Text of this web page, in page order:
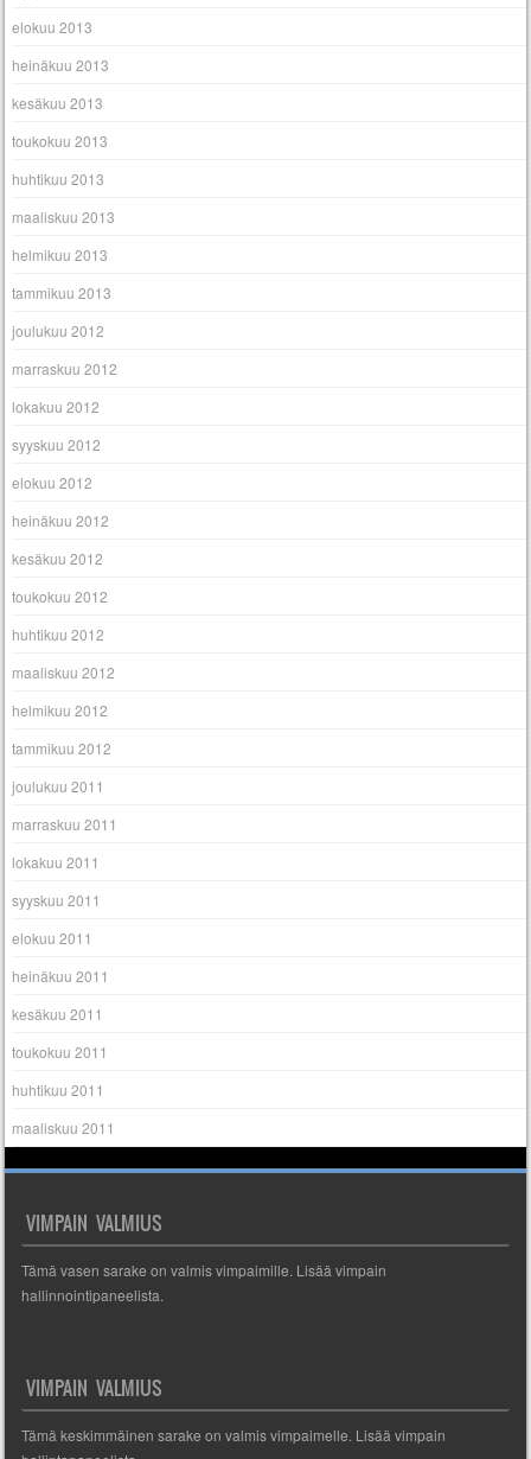
elokuu 2013
heinäkuu 2013
kesäkuu 2013
toukokuu 2013
huhtikuu 2013
maaliskuu 2013
helmikuu 2013
tammikuu 2013
joulukuu 2012
marraskuu 2012
lokakuu 2012
syyskuu 2012
elokuu 2012
heinäkuu 2012
kesäkuu 2012
toukokuu 2012
huhtikuu 2012
maaliskuu 2012
helmikuu 2012
tammikuu 2012
joulukuu 2011
marraskuu 2011
lokakuu 2011
syyskuu 2011
elokuu 2011
heinäkuu 2011
kesäkuu 2011
toukokuu 2011
huhtikuu 2011
maaliskuu 2011
VIMPAIN VALMIUS
Tämä vasen sarake on valmis vimpaimille. Lisää vimpain
hallinnointipaneelista.
VIMPAIN VALMIUS
Tämä keskimmäinen sarake on valmis vimpaimelle. Lisää vimpain